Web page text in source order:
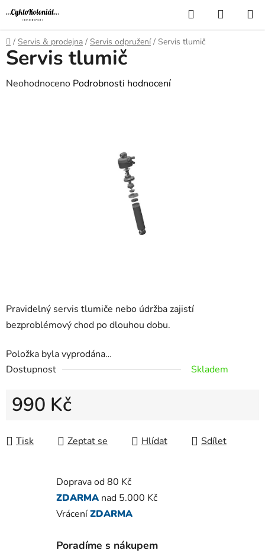
Přejít
na
obsah
Hledat
KOŠÍK
Domů
/ Servis & prodejna / Servis odpružení / Servis tlumič
Pravidelný servis tlumiče nebo údržba zajistí
bezproblémový chod po dlouhou dobu.
Položka byla vyprodána…
Dostupnost
Skladem
990 Kč
Tisk
Zeptat se Hlídat Sdílet
Servis tlumič
Průměrné
Neohodnoceno Podrobnosti hodnocení
Doprava od 80 Kč
ZDARMA nad 5.000 Kč
VráceníZDARMA
Poradíme s nákupem